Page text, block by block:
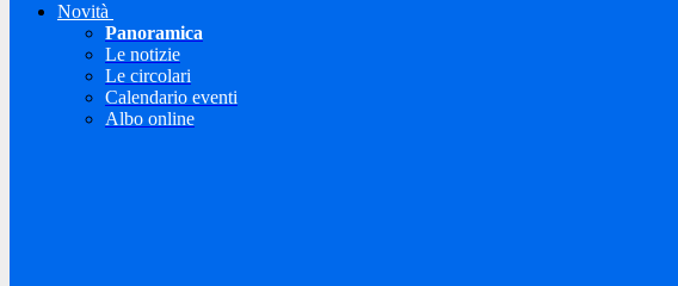
Novità
Panoramica
Le notizie
Le circolari
Calendario eventi
Albo online